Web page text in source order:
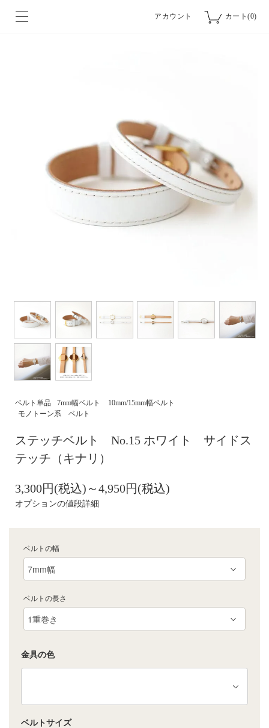
アカウント カート(0)
ベルト単品 7mm幅ベルト
10mm/15mm幅ベルト
モノトーン系 ベルト
ステッチベルト No.15 ホワイト サイドス
テッチ（キナリ）
3,300円(税込)～4,950円(税込)
オプションの値段詳細
ベルトの幅
ベルトの長さ
金具の色
ベルトサイズ